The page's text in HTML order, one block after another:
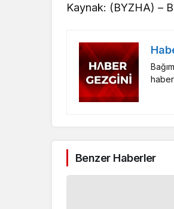
Kaynak: (BYZHA) –
Benzer Haberler